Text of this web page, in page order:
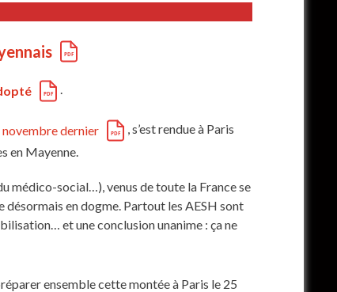
.
novembre dernier
, s’est rendue à Paris
en Mayenne.
médico-social…), venus de toute la France se
en dogme. Partout les AESH sont
et une conclusion unanime : ça ne
ensemble cette montée à Paris le 25